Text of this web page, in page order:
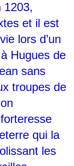
1203,
et il est
lors d’un
Hugues de
sans
troupes de
qui la
les